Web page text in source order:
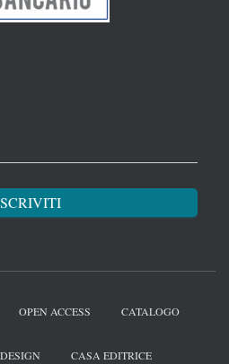
OPEN ACCESS CATALOGO
CASA EDITRICE